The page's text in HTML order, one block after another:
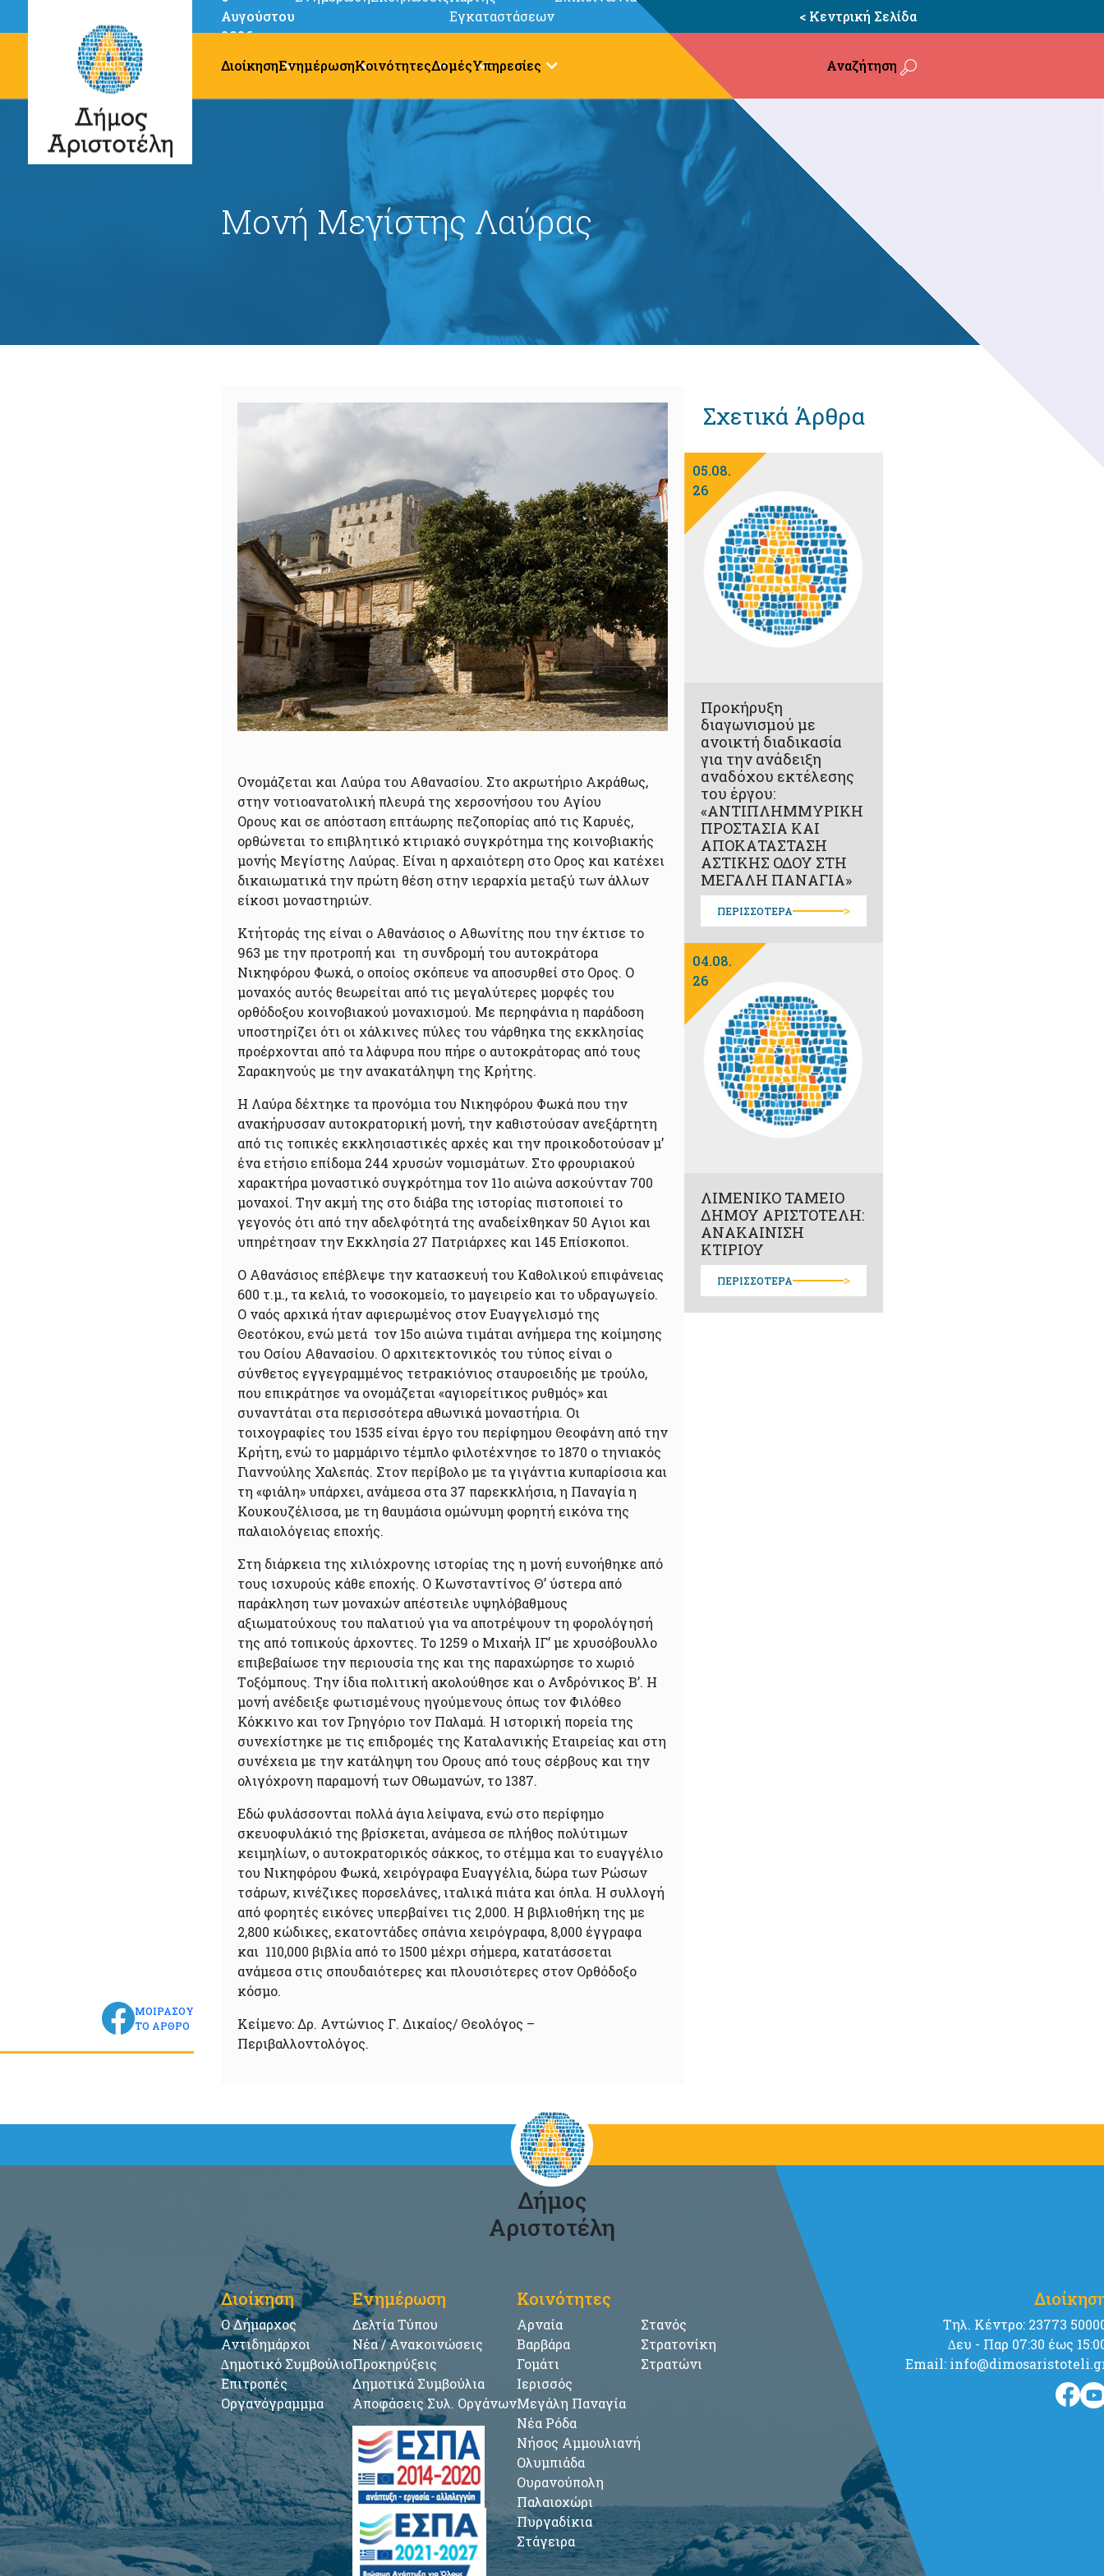
Αυγούστου
2026
Εγκαταστάσεων
< Κεντρική Σελίδα
ΔιοίκησηΕνημέρωσηΚοινότητεςΔομέςΥπηρεσίες Αναζήτηση
Μονή Μεγίστης Λαύρας
Ονομάζεται και Λαύρα του Αθανασίου. Στο ακρωτήριο Ακράθως,
στην νοτιοανατολική πλευρά της χερσονήσου του Αγίου
Ορους και σε απόσταση επτάωρης πεζοπορίας από τις Καρυές,
ορθώνεται το επιβλητικό κτιριακό συγκρότημα της κοινοβιακής
μονής Μεγίστης Λαύρας. Είναι η αρχαιότερη στο Ορος και κατέχει
δικαιωματικά την πρώτη θέση στην ιεραρχία μεταξύ των άλλων
είκοσι μοναστηριών.
Κτήτοράς της είναι ο Αθανάσιος ο Αθωνίτης που την έκτισε το
963 με την προτροπή και τη συνδρομή του αυτοκράτορα
Νικηφόρου Φωκά, ο οποίος σκόπευε να αποσυρθεί στο Ορος. Ο
μοναχός αυτός θεωρείται από τις μεγαλύτερες μορφές του
ορθόδοξου κοινοβιακού μοναχισμού. Με περηφάνια η παράδοση
υποστηρίζει ότι οι χάλκινες πύλες του νάρθηκα της εκκλησίας
προέρχονται από τα λάφυρα που πήρε ο αυτοκράτορας από τους
Σαρακηνούς με την ανακατάληψη της Κρήτης.
Η Λαύρα δέχτηκε τα προνόμια του Νικηφόρου Φωκά που την
ανακήρυσσαν αυτοκρατορική μονή, την καθιστούσαν ανεξάρτητη
από τις τοπικές εκκλησιαστικές αρχές και την προικοδοτούσαν μ’
ένα ετήσιο επίδομα 244 χρυσών νομισμάτων. Στο φρουριακού
χαρακτήρα μοναστικό συγκρότημα τον 11ο αιώνα ασκούνταν 700
μοναχοί. Την ακμή της στο διάβα της ιστορίας πιστοποιεί το
γεγονός ότι από την αδελφότητά της αναδείχθηκαν 50 Αγιοι και
υπηρέτησαν την Εκκλησία 27 Πατριάρχες και 145 Επίσκοποι.
Ο Αθανάσιος επέβλεψε την κατασκευή του Καθολικού επιφάνειας
600 τ.μ., τα κελιά, το νοσοκομείο, το μαγειρείο και το υδραγωγείο.
Ο ναός αρχικά ήταν αφιερωμένος στον Ευαγγελισμό της
Θεοτόκου, ενώ μετά τον 15ο αιώνα τιμάται ανήμερα της κοίμησης
του Οσίου Αθανασίου. Ο αρχιτεκτονικός του τύπος είναι ο
σύνθετος εγγεγραμμένος τετρακιόνιος σταυροειδής με τρούλο,
που επικράτησε να ονομάζεται «αγιορείτικος ρυθμός» και
συναντάται στα περισσότερα αθωνικά μοναστήρια. Οι
τοιχογραφίες του 1535 είναι έργο του περίφημου Θεοφάνη από την
Κρήτη, ενώ το μαρμάρινο τέμπλο φιλοτέχνησε το 1870 ο τηνιακός
Γιαννούλης Χαλεπάς. Στον περίβολο με τα γιγάντια κυπαρίσσια και
τη «φιάλη» υπάρχει, ανάμεσα στα 37 παρεκκλήσια, η Παναγία η
Κουκουζέλισσα, με τη θαυμάσια ομώνυμη φορητή εικόνα της
παλαιολόγειας εποχής.
Στη διάρκεια της χιλιόχρονης ιστορίας της η μονή ευνοήθηκε από
τους ισχυρούς κάθε εποχής. Ο Κωνσταντίνος Θ’ ύστερα από
παράκληση των μοναχών απέστειλε υψηλόβαθμους
αξιωματούχους του παλατιού για να αποτρέψουν τη φορολόγησή
της από τοπικούς άρχοντες. Το 1259 ο Μιχαήλ ΙΓ’ με χρυσόβουλλο
επιβεβαίωσε την περιουσία της και της παραχώρησε το χωριό
Tοξόμπους. Την ίδια πολιτική ακολούθησε και ο Ανδρόνικος Β’. Η
μονή ανέδειξε φωτισμένους ηγούμενους όπως τον Φιλόθεο
Κόκκινο και τον Γρηγόριο τον Παλαμά. Η ιστορική πορεία της
συνεχίστηκε με τις επιδρομές της Καταλανικής Εταιρείας και στη
συνέχεια με την κατάληψη του Ορους από τους σέρβους και την
ολιγόχρονη παραμονή των Οθωμανών, το 1387.
Εδώ φυλάσσονται πολλά άγια λείψανα, ενώ στο περίφημο
σκευοφυλάκιό της βρίσκεται, ανάμεσα σε πλήθος πολύτιμων
κειμηλίων, ο αυτοκρατορικός σάκκος, το στέμμα και το ευαγγέλιο
του Νικηφόρου Φωκά, χειρόγραφα Ευαγγέλια, δώρα των Ρώσων
τσάρων, κινέζικες πορσελάνες, ιταλικά πιάτα και όπλα. Η συλλογή
από φορητές εικόνες υπερβαίνει τις 2,000. Η βιβλιοθήκη της με
2,800 κώδικες, εκατοντάδες σπάνια χειρόγραφα, 8,000 έγγραφα
και 110,000 βιβλία από το 1500 μέχρι σήμερα, κατατάσσεται
ανάμεσα στις σπουδαιότερες και πλουσιότερες στον Ορθόδοξο
κόσμο.
Κείμενο: Δρ. Αντώνιος Γ. Δικαίος/ Θεολόγος –
Περιβαλλοντολόγος.
ΜΟΙΡΑΣΟΥ
ΤΟ ΑΡΘΡΟ
Σχετικά Άρθρα
05.08.
26
Προκήρυξη
διαγωνισμού με
ανοικτή διαδικασία
για την ανάδειξη
αναδόχου εκτέλεσης
του έργου:
«ΑΝΤΙΠΛΗΜΜΥΡΙΚΗ
ΠΡΟΣΤΑΣΙΑ ΚΑΙ
ΑΠΟΚΑΤΑΣΤΑΣΗ
ΑΣΤΙΚΗΣ ΟΔΟΥ ΣΤΗ
ΜΕΓΑΛΗ ΠΑΝΑΓΙΑ»
ΠΕΡΙΣΣΟΤΕΡΑ >
04.08.
26
ΛΙΜΕΝΙΚΟ ΤΑΜΕΙΟ
ΔΗΜΟΥ ΑΡΙΣΤΟΤΕΛΗ:
ΑΝΑΚΑΙΝΙΣΗ
ΚΤΙΡΙΟΥ
ΠΕΡΙΣΣΟΤΕΡΑ >
Δήμος
Αριστοτέλη
Διοίκηση
Ο Δήμαρχος
Αντιδημάρχοι
∆ημοτικό Συμβούλιο
Επιτροπές
Οργανόγραμμμα
Ενημέρωση
Δελτία Τύπου
Νέα / Ανακοινώσεις
Προκηρύξεις
Δημοτικά Συμβούλια
Αποφάσεις Συλ. Οργάνων
Κοινότητες
Αρναία
Βαρβάρα
Γομάτι
Ιερισσός
Μεγάλη Παναγία
Νέα Ρόδα
Νήσος Αμμουλιανή
Ολυμπιάδα
Ουρανούπολη
Παλαιοχώρι
Πυργαδίκια
Στάγειρα
Στανός
Στρατονίκη
Στρατώνι
Tηλ. Κέντρο: 23773
∆ευ - Παρ 07:30 έως
Email: